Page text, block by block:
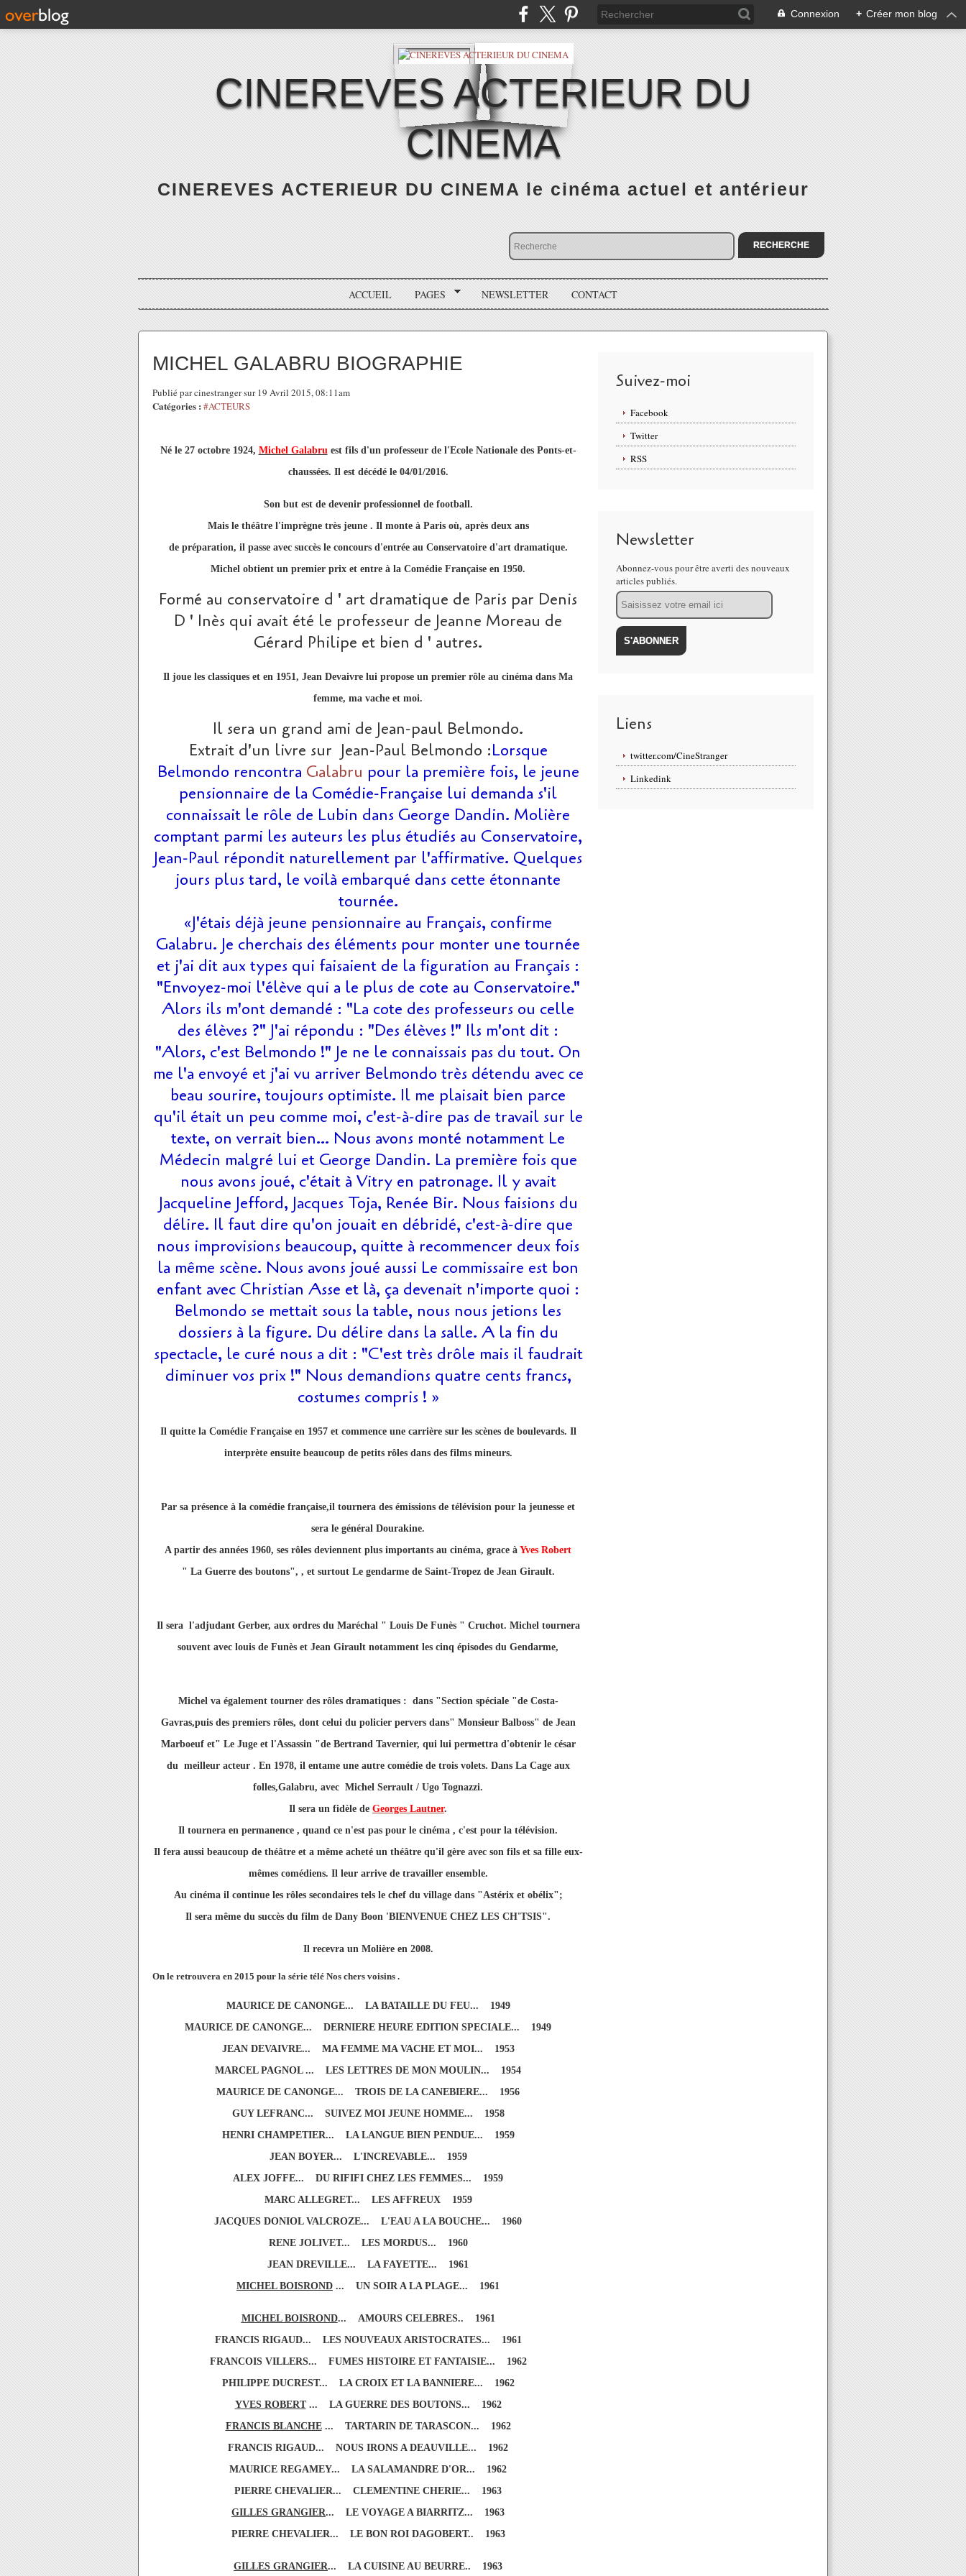
Connexion + Créer mon blog
CINEREVES ACTERIEUR DU
CINEMA
CINEREVES ACTERIEUR DU CINEMA le cinéma actuel et antérieur
ACCUEIL PAGES NEWSLETTER CONTACT
MICHEL GALABRU BIOGRAPHIE
Publié par cinestranger sur 19 Avril 2015, 08:11am
Catégories : #ACTEURS
Né le 27 octobre 1924, Michel Galabruest fils d'un professeur de l'Ecole Nationale des Ponts-et-
chaussées. Il est décédé le 04/01/2016.
Son but est de devenir professionnel de football.
Mais le théâtre l'imprègne très jeune . Il monte à Paris où, après deux ans
de préparation, il passe avec succès le concours d'entrée au Conservatoire d'art dramatique.
Michel obtient un premier prix et entre à la Comédie Française en 1950.
Formé au conservatoire d ' art dramatique de Paris par Denis
D ' Inès qui avait été le professeur de Jeanne Moreau de
Gérard Philipe et bien d ' autres.
Il joue les classiques et en 1951, Jean Devaivre lui propose un premier rôle au cinéma dans Ma
femme, ma vache et moi.
Il sera un grand ami de Jean-paul Belmondo.
Extrait d'un livre sur Jean-Paul Belmondo :Lorsque
Belmondo rencontra Galabru pour la première fois, le jeune
pensionnaire de la Comédie-Française lui demanda s'il
connaissait le rôle de Lubin dans George Dandin. Molière
comptant parmi les auteurs les plus étudiés au Conservatoire,
Jean-Paul répondit naturellement par l'affirmative. Quelques
jours plus tard, le voilà embarqué dans cette étonnante
tournée.
«J'étais déjà jeune pensionnaire au Français, confirme
Galabru. Je cherchais des éléments pour monter une tournée
et j'ai dit aux types qui faisaient de la figuration au Français :
"Envoyez-moi l'élève qui a le plus de cote au Conservatoire."
Alors ils m'ont demandé : "La cote des professeurs ou celle
des élèves ?" J'ai répondu : "Des élèves !" Ils m'ont dit :
"Alors, c'est Belmondo !" Je ne le connaissais pas du tout. On
me l'a envoyé et j'ai vu arriver Belmondo très détendu avec ce
beau sourire, toujours optimiste. Il me plaisait bien parce
qu'il était un peu comme moi, c'est-à-dire pas de travail sur le
texte, on verrait bien... Nous avons monté notamment Le
Médecin malgré lui et George Dandin. La première fois que
nous avons joué, c'était à Vitry en patronage. Il y avait
Jacqueline Jefford, Jacques Toja, Renée Bir. Nous faisions du
délire. Il faut dire qu'on jouait en débridé, c'est-à-dire que
nous improvisions beaucoup, quitte à recommencer deux fois
la même scène. Nous avons joué aussi Le commissaire est bon
enfant avec Christian Asse et là, ça devenait n'importe quoi :
Belmondo se mettait sous la table, nous nous jetions les
dossiers à la figure. Du délire dans la salle. A la fin du
spectacle, le curé nous a dit : "C'est très drôle mais il faudrait
diminuer vos prix !" Nous demandions quatre cents francs,
costumes compris ! »
Il quitte la Comédie Française en 1957 et commence une carrière sur les scènes de boulevards. Il
interprète ensuite beaucoup de petits rôles dans des films mineurs.
Par sa présence à la comédie française,il tournera des émissions de télévision pour la jeunesse et
sera le général Dourakine.
A partir des années 1960, ses rôles deviennent plus importants au cinéma, grace à Yves Robert
" La Guerre des boutons", , et surtout Le gendarme de Saint-Tropez de Jean Girault.
Il sera l'adjudant Gerber, aux ordres du Maréchal " Louis De Funès " Cruchot. Michel tournera
souvent avec louis de Funès et Jean Girault notamment les cinq épisodes du Gendarme,
Michel va également tourner des rôles dramatiques : dans "Section spéciale "de Costa-
Gavras,puis des premiers rôles, dont celui du policier pervers dans" Monsieur Balboss" de Jean
Marboeuf et" Le Juge et l'Assassin "de Bertrand Tavernier, qui lui permettra d'obtenir le césar
du meilleur acteur . En 1978, il entame une autre comédie de trois volets. Dans La Cage aux
folles,Galabru, avec Michel Serrault / Ugo Tognazzi.
Il sera un fidèle de Georges Lautner.
Il tournera en permanence , quand ce n'est pas pour le cinéma , c'est pour la télévision.
Il fera aussi beaucoup de théâtre et a même acheté un théâtre qu'il gère avec son fils et sa fille eux-
mêmes comédiens. Il leur arrive de travailler ensemble.
Au cinéma il continue les rôles secondaires tels le chef du village dans "Astérix et obélix";
Il sera même du succès du film de Dany Boon 'BIENVENUE CHEZ LES CH'TSIS".
Il recevra un Molière en 2008.
On le retrouvera en 2015 pour la série télé Nos chers voisins .
MAURICE DE CANONGE... LA BATAILLE DU FEU... 1949
MAURICE DE CANONGE... DERNIERE HEURE EDITION SPECIALE... 1949
JEAN DEVAIVRE... MA FEMME MA VACHE ET MOI... 1953
MARCEL PAGNOL ... LES LETTRES DE MON MOULIN... 1954
MAURICE DE CANONGE... TROIS DE LA CANEBIERE... 1956
GUY LEFRANC... SUIVEZ MOI JEUNE HOMME... 1958
HENRI CHAMPETIER... LA LANGUE BIEN PENDUE... 1959
JEAN BOYER... L'INCREVABLE... 1959
ALEX JOFFE... DU RIFIFI CHEZ LES FEMMES... 1959
MARC ALLEGRET... LES AFFREUX 1959
JACQUES DONIOL VALCROZE... L'EAU A LA BOUCHE... 1960
RENE JOLIVET... LES MORDUS... 1960
JEAN DREVILLE... LA FAYETTE... 1961
MICHEL BOISROND ... UN SOIR A LA PLAGE... 1961
MICHEL BOISROND... AMOURS CELEBRES.. 1961
FRANCIS RIGAUD... LES NOUVEAUX ARISTOCRATES... 1961
FRANCOIS VILLERS... FUMES HISTOIRE ET FANTAISIE... 1962
PHILIPPE DUCREST... LA CROIX ET LA BANNIERE... 1962
YVES ROBERT... LA GUERRE DES BOUTONS... 1962
FRANCIS BLANCHE... TARTARIN DE TARASCON... 1962
FRANCIS RIGAUD... NOUS IRONS A DEAUVILLE... 1962
MAURICE REGAMEY... LA SALAMANDRE D'OR... 1962
PIERRE CHEVALIER... CLEMENTINE CHERIE... 1963
GILLES GRANGIER... LE VOYAGE A BIARRITZ... 1963
PIERRE CHEVALIER... LE BON ROI DAGOBERT.. 1963
GILLES GRANGIER... LA CUISINE AU BEURRE.. 1963
Suivez-moi
Facebook
Twitter
RSS
Newsletter
Abonnez-vous pour être averti des nouveaux
articles publiés.
Email
Liens
twitter.com/CineStranger
Linkedink